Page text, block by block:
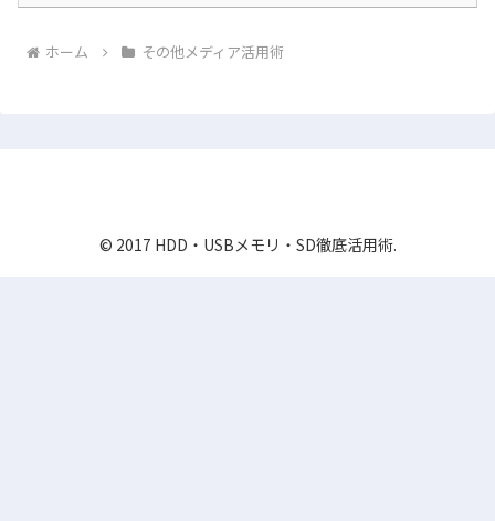
ホーム その他メディア活用術
© 2017 HDD・USBメモリ・SD徹底活用術.